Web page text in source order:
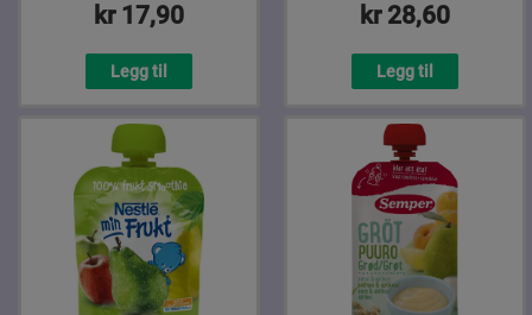
kr 17,90
Legg til
kr 28,60
Legg til